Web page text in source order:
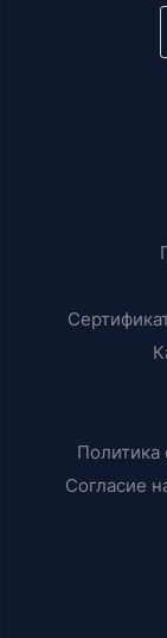
Политика
Согласие